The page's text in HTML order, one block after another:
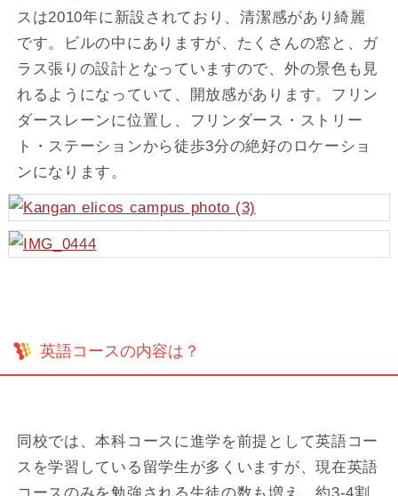
スは2010年に新設されており、清潔感があり綺麗
です。ビルの中にありますが、たくさんの窓と、ガ
ラス張りの設計となっていますので、外の景色も見
れるようになっていて、開放感があります。フリン
ダースレーンに位置し、フリンダース・ストリー
ト・ステーションから徒歩3分の絶好のロケーショ
ンになります。
英語コースの内容は？
同校では、本科コースに進学を前提として英語コー
スを学習している留学生が多くいますが、現在英語
コースのみを勉強される生徒の数も増え、約3-4割